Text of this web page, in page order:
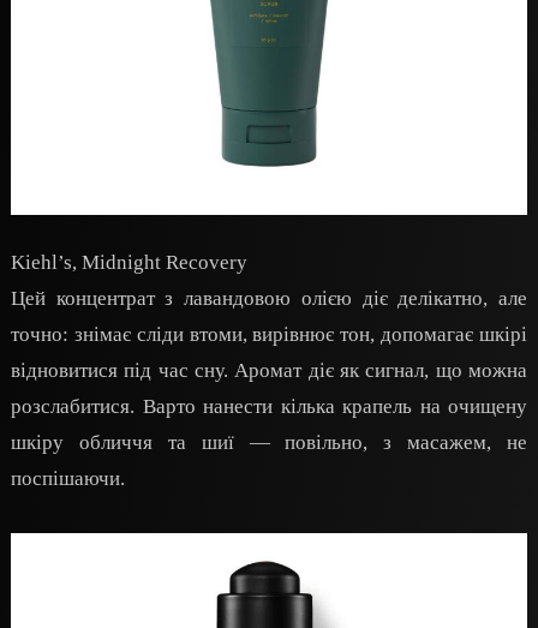
Kiehl’s, Midnight Recovery
Цей концентрат з лавандовою олією діє делікатно, але
точно: знімає сліди втоми, вирівнює тон, допомагає шкірі
відновитися під час сну. Аромат діє як сигнал, що можна
розслабитися. Варто нанести кілька крапель на очищену
шкіру обличчя та шиї — повільно, з масажем, не
поспішаючи.